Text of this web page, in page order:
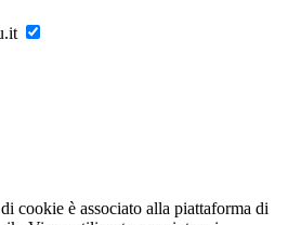
cookie è associato alla piattaforma di